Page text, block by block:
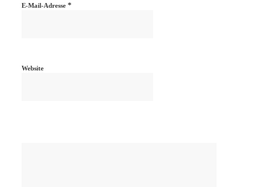
E-Mail-Adresse *
Website